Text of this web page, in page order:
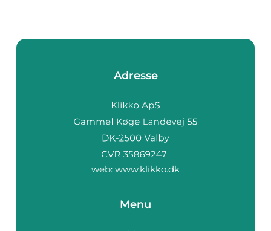
Adresse
web: www.klikko.dk
Menu